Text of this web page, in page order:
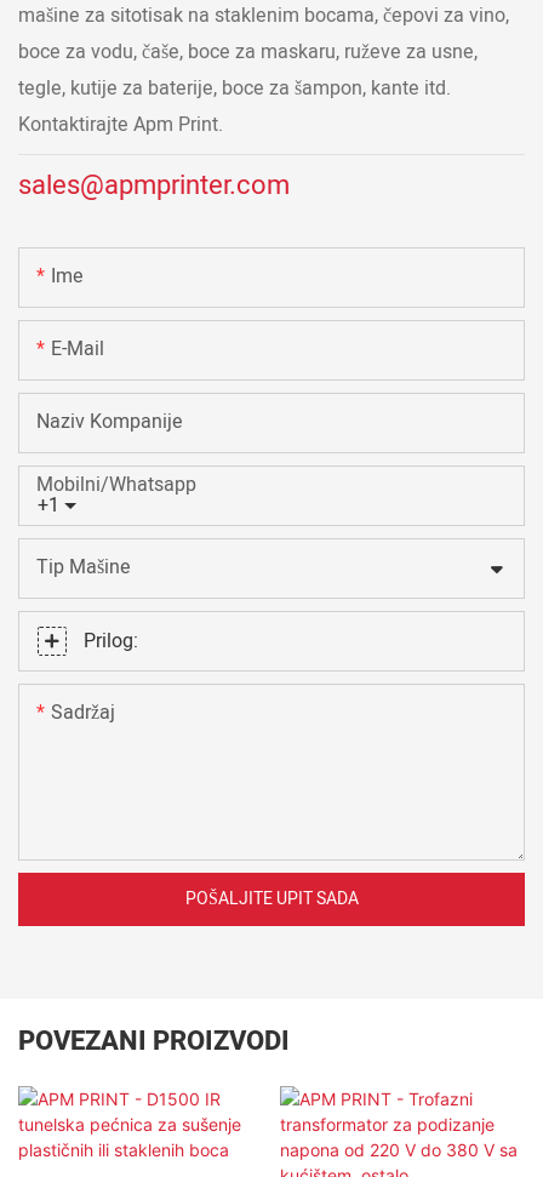
mašine za sitotisak na staklenim bocama, čepovi za vino,
boce za vodu, čaše, boce za maskaru, ruževe za usne,
tegle, kutije za baterije, boce za šampon, kante itd.
Kontaktirajte Apm Print.
sales@apmprinter.com
Ime
E-Mail
Naziv Kompanije
+1
Mobilni/Whatsapp
Tip Mašine
Prilog:
Sadržaj
POŠALJITE UPIT SADA
POVEZANI PROIZVODI